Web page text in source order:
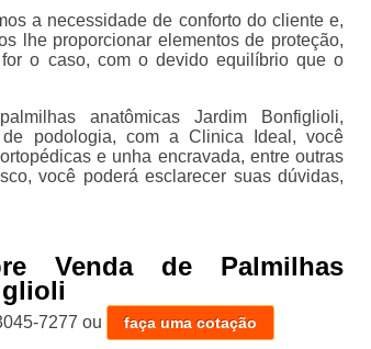
a necessidade de conforto do cliente e,
lhe proporcionar elementos de proteção,
o caso, com o devido equilíbrio que o
anatômicas Jardim Bonfiglioli,
podologia, com a Clinica Ideal, você
e unha encravada, entre outras
você poderá esclarecer suas dúvidas,
Venda de Palmilhas
7277 ou faça uma cotação